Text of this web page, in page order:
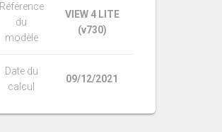
Référence
du
modèle
VIEW 4 LITE
(v730)
Date du
calcul
09/12/2021